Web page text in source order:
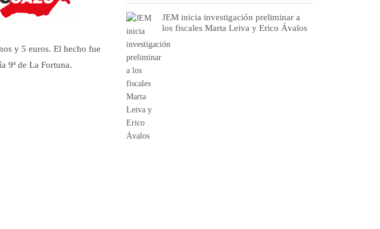
y 5 euros. El hecho fue
9ª de La Fortuna.
JEM inicia investigación preliminar a
los fiscales Marta Leiva y Erico Ávalos